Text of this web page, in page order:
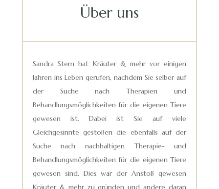
Über uns
Sandra Stern hat Kräuter & mehr vor einigen
Jahren ins Leben gerufen, nachdem Sie selber auf
der Suche nach Therapien und
Behandlungsmöglichkeiten für die eigenen Tiere
gewesen ist. Dabei ist Sie auf viele
Gleichgesinnte gestoßen die ebenfalls auf der
Suche nach nachhaltigen Therapie- und
Behandlungsmöglichkeiten für die eigenen Tiere
gewesen sind. Dies war der Anstoß gewesen
Kräuter & mehr zu gründen und andere daran